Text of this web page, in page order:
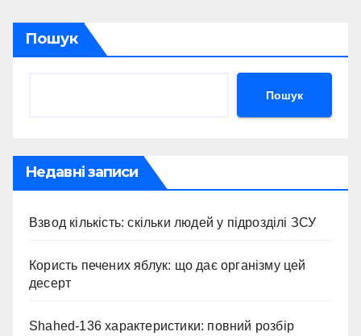
Пошук
Пошук
Недавні записи
Взвод кількість: скільки людей у підрозділі ЗСУ
Користь печених яблук: що дає організму цей
десерт
Shahed-136 характеристики: повний розбір